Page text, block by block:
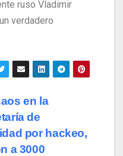
ruso Vladimir
verdadero
en la
de
por hackeo,
a 3000